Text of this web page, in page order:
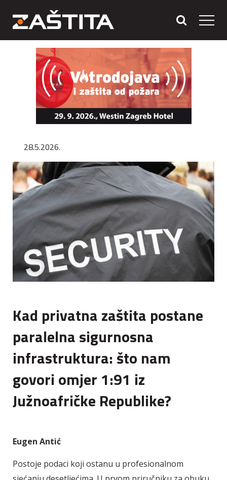
28.5.2026.
Kad privatna zaštita postane
paralelna sigurnosna
infrastruktura: što nam
govori omjer 1:91 iz
Južnoafričke Republike?
Eugen Antić
Postoje podaci koji ostanu u profesionalnom